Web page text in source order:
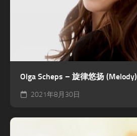
Olga Scheps – 旋律悠扬 (Melody)
2021年8月30日